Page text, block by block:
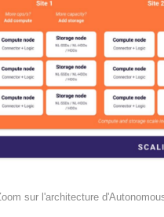
sur l'architecture